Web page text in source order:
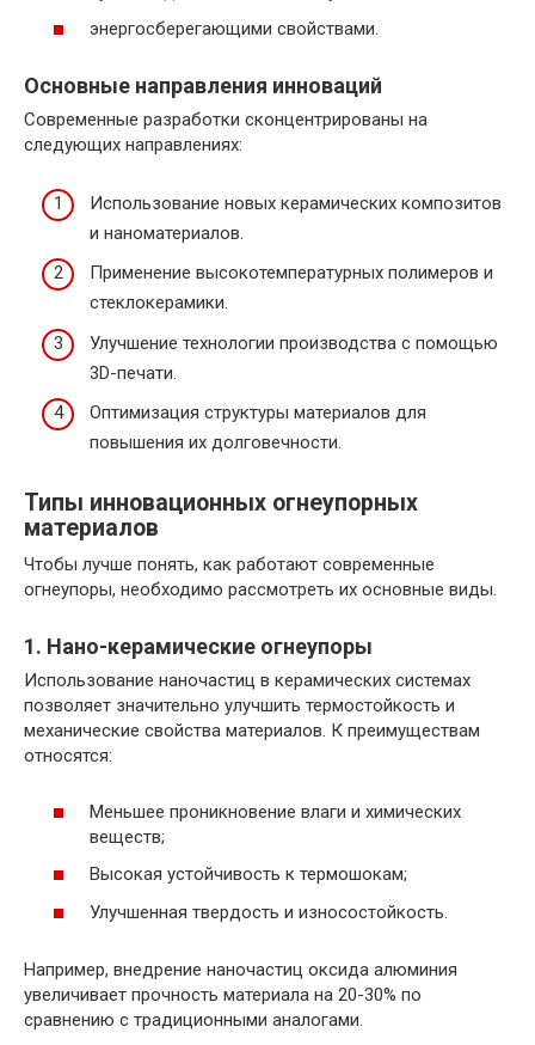
энергосберегающими свойствами.
Основные направления инноваций
Современные разработки сконцентрированы на
следующих направлениях:
Использование новых керамических композитов
и наноматериалов.
Применение высокотемпературных полимеров и
стеклокерамики.
Улучшение технологии производства с помощью
3D-печати.
Оптимизация структуры материалов для
повышения их долговечности.
Типы инновационных огнеупорных
материалов
Чтобы лучше понять, как работают современные
огнеупоры, необходимо рассмотреть их основные виды.
1. Нано-керамические огнеупоры
Использование наночастиц в керамических системах
позволяет значительно улучшить термостойкость и
механические свойства материалов. К преимуществам
относятся:
Меньшее проникновение влаги и химических
веществ;
Высокая устойчивость к термошокам;
Улучшенная твердость и износостойкость.
Например, внедрение наночастиц оксида алюминия
увеличивает прочность материала на 20-30% по
сравнению с традиционными аналогами.